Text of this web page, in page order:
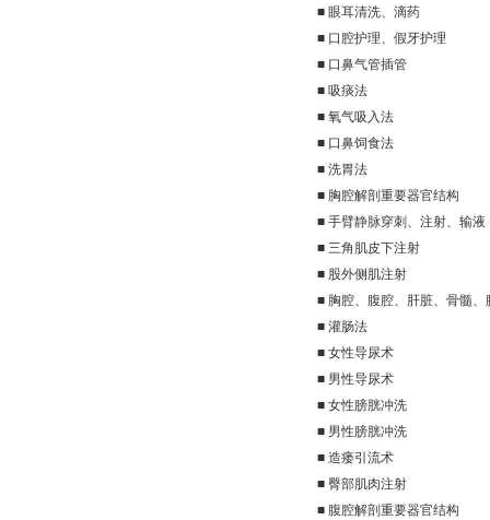
■ 眼耳清洗、滴药
■ 口腔护理、假牙护理
■ 口鼻气管插管
■ 吸痰法
■ 氧气吸入法
■ 口鼻饲食法
■ 洗胃法
■ 胸腔解剖重要器官结构
■ 手臂静脉穿刺、注射、输液
■ 三角肌皮下注射
■ 股外侧肌注射
■ 胸腔、腹腔、肝脏、骨髓、
■ 灌肠法
■ 女性导尿术
■ 男性导尿术
■ 女性膀胱冲洗
■ 男性膀胱冲洗
■ 造瘘引流术
■ 臀部肌肉注射
■ 腹腔解剖重要器官结构